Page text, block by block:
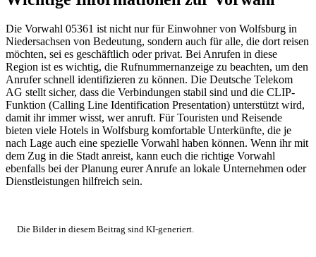
Die Vorwahl 05361 ist nicht nur für Einwohner von Wolfsburg in
Niedersachsen von Bedeutung, sondern auch für alle, die dort reisen
möchten, sei es geschäftlich oder privat. Bei Anrufen in diese
Region ist es wichtig, die Rufnummernanzeige zu beachten, um den
Anrufer schnell identifizieren zu können. Die Deutsche Telekom
AG stellt sicher, dass die Verbindungen stabil sind und die CLIP-
Funktion (Calling Line Identification Presentation) unterstützt wird,
damit ihr immer wisst, wer anruft. Für Touristen und Reisende
bieten viele Hotels in Wolfsburg komfortable Unterkünfte, die je
nach Lage auch eine spezielle Vorwahl haben können. Wenn ihr mit
dem Zug in die Stadt anreist, kann euch die richtige Vorwahl
ebenfalls bei der Planung eurer Anrufe an lokale Unternehmen oder
Dienstleistungen hilfreich sein.
Die Bilder in diesem Beitrag sind KI-generiert.